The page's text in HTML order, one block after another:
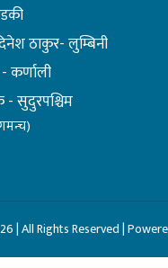
ठाकुर- लुम्बिनी
कर्णाली
सुदुरपश्चिम
| All Rights Reserved |